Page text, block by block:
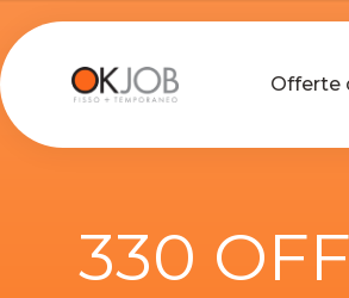
Offerte
330